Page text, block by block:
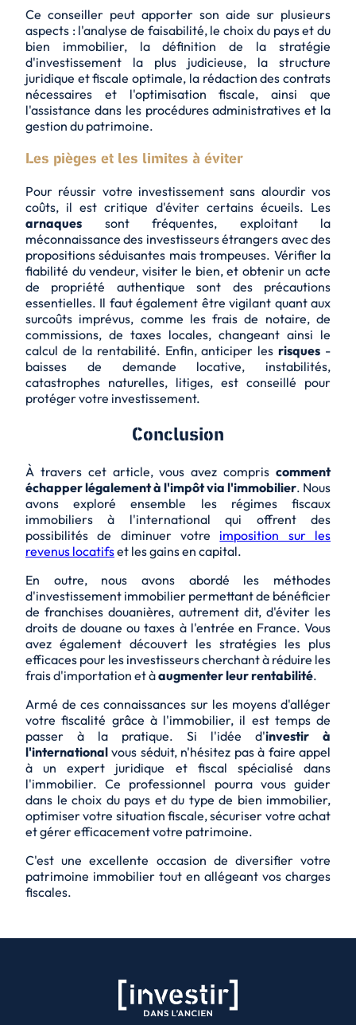
Ce conseiller peut apporter son aide sur plusieurs
aspects : l'analyse de faisabilité, le choix du pays et du
bien immobilier, la définition de la stratégie
d'investissement la plus judicieuse, la structure
juridique et fiscale optimale, la rédaction des contrats
nécessaires et l'optimisation fiscale, ainsi que
l'assistance dans les procédures administratives et la
gestion du patrimoine.
Les pièges et les limites à éviter
Pour réussir votre investissement sans alourdir vos
coûts, il est critique d'éviter certains écueils. Les
arnaques sont fréquentes, exploitant la
méconnaissance des investisseurs étrangers avec des
propositions séduisantes mais trompeuses. Vérifier la
fiabilité du vendeur, visiter le bien, et obtenir un acte
de propriété authentique sont des précautions
essentielles. Il faut également être vigilant quant aux
surcoûts imprévus, comme les frais de notaire, de
commissions, de taxes locales, changeant ainsi le
calcul de la rentabilité. Enfin, anticiper lesrisques -
baisses de demande locative, instabilités,
catastrophes naturelles, litiges, est conseillé pour
protéger votre investissement.
Conclusion
À travers cet article, vous avez compris comment
échapper légalement à l'impôt via l'immobilier. Nous
avons exploré ensemble les régimes fiscaux
immobiliers à l'international qui offrent des
possibilités de diminuer votre imposition sur les
revenus locatifset les gains en capital.
En outre, nous avons abordé les méthodes
d'investissement immobilier permettant de bénéficier
de franchises douanières, autrement dit, d'éviter les
droits de douane ou taxes à l'entrée en France. Vous
avez également découvert les stratégies les plus
efficaces pour les investisseurs cherchant à réduire les
frais d'importation et àaugmenter leur rentabilité.
Armé de ces connaissances sur les moyens d'alléger
votre fiscalité grâce à l'immobilier, il est temps de
passer à la pratique. Si l'idée d'investir à
l'international vous séduit, n'hésitez pas à faire appel
à un expert juridique et fiscal spécialisé dans
l'immobilier. Ce professionnel pourra vous guider
dans le choix du pays et du type de bien immobilier,
optimiser votre situation fiscale, sécuriser votre achat
et gérer efficacement votre patrimoine.
C'est une excellente occasion de diversifier votre
patrimoine immobilier tout en allégeant vos charges
fiscales.